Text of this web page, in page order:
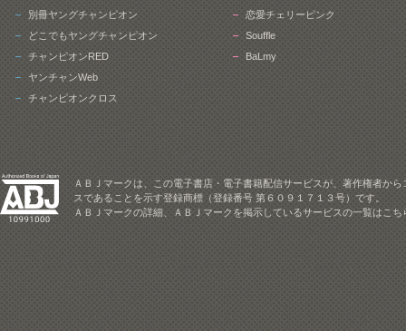
別冊ヤングチャンピオン
どこでもヤングチャンピオン
チャンピオンRED
ヤンチャンWeb
チャンピオンクロス
恋愛チェリーピンク
Souffle
BaLmy
ＡＢＪマークは、この電子書店・電子書籍配信サービスが、著作権者か
スであることを示す登録商標（登録番号 第６０９１７１３号）です。
ＡＢＪマークの詳細、ＡＢＪマークを掲示しているサービスの一覧はこ